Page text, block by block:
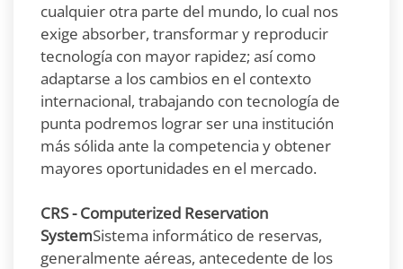
cualquier otra parte del mundo, lo cual nos
exige absorber, transformar y reproducir
tecnología con mayor rapidez; así como
adaptarse a los cambios en el contexto
internacional, trabajando con tecnología de
punta podremos lograr ser una institución
más sólida ante la competencia y obtener
mayores oportunidades en el mercado.
CRS - Computerized Reservation
SystemSistema informático de reservas,
generalmente aéreas, antecedente de los